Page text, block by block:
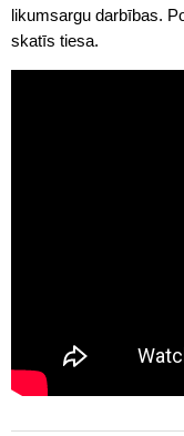
likumsargu darbības.
skatīs tiesa.